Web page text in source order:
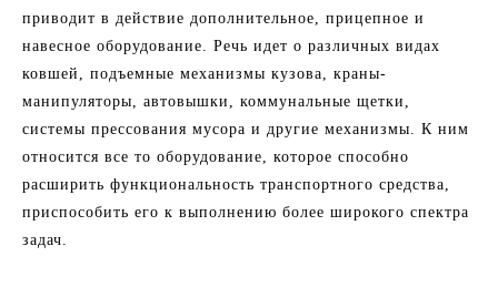
приводит в действие дополнительное, прицепное и
навесное оборудование. Речь идет о различных видах
ковшей, подъемные механизмы кузова, краны-
манипуляторы, автовышки, коммунальные щетки,
системы прессования мусора и другие механизмы. К ним
относится все то оборудование, которое способно
расширить функциональность транспортного средства,
приспособить его к выполнению более широкого спектра
задач.